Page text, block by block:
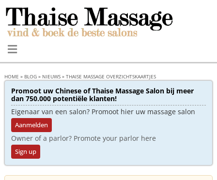
HOME » BLOG » NIEUWS » THAISE MASSAGE OVERZICHTSKAARTJES
Promoot uw Chinese of Thaise Massage Salon bij meer
dan 750.000 potentiële klanten!
Eigenaar van een salon? Promoot hier uw massage salon
Aanmelden
Owner of a parlor? Promote your parlor here
Sign up